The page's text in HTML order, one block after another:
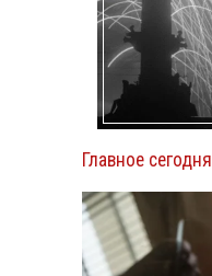
Главное сегодня